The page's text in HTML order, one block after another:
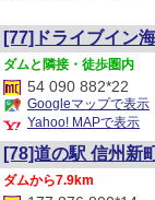
[77]ドライブイン
隣接・徒歩圏内
54 090 882*22
Googleマップで表示
Yahoo! MAPで表示
[78]道の駅 信州新
7.9km